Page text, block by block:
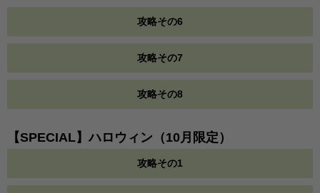
攻略その6
攻略その7
攻略その8
【SPECIAL】ハロウィン（10月限定）
攻略その1